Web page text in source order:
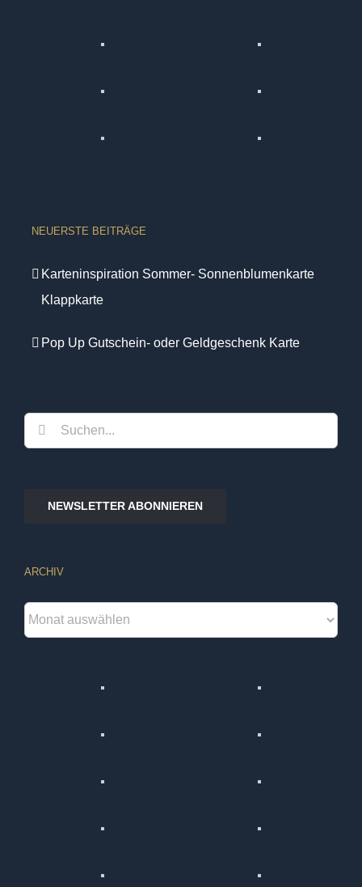
NEUERSTE BEITRÄGE
Karteninspiration Sommer- Sonnenblumenkarte
Klappkarte
Pop Up Gutschein- oder Geldgeschenk Karte
Suche
nach:
NEWSLETTER ABONNIEREN
ARCHIV
Archiv